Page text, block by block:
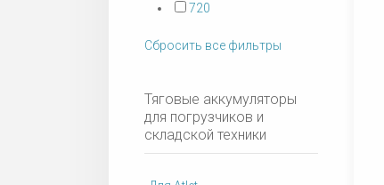
720
Сбросить все фильтры
Тяговые аккумуляторы
для погрузчиков и
складской техники